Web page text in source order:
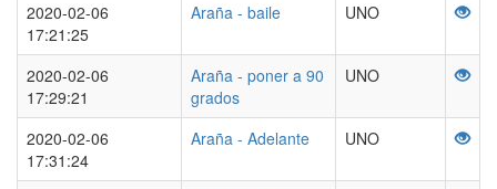
2020-02-06
17:21:25
Araña - baile UNO
2020-02-06
17:29:21
Araña - poner a 90
grados
UNO
2020-02-06
17:31:24
Araña - Adelante UNO